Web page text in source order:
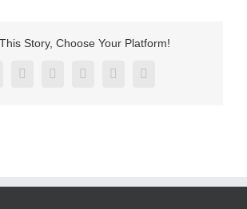
Story, Choose Your Platform!
X RedditLinkedInPinterestVk